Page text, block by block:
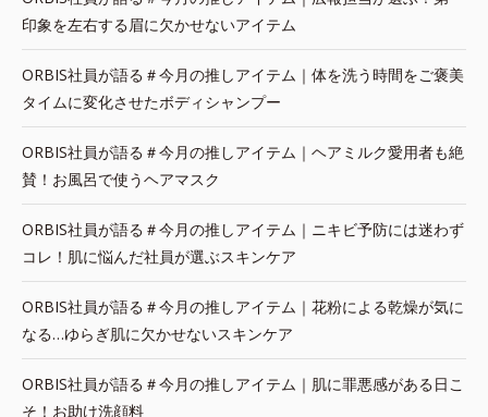
印象を左右する眉に欠かせないアイテム
ORBIS社員が語る＃今月の推しアイテム｜体を洗う時間をご褒美
タイムに変化させたボディシャンプー
ORBIS社員が語る＃今月の推しアイテム｜ヘアミルク愛用者も絶
賛！お風呂で使うヘアマスク
ORBIS社員が語る＃今月の推しアイテム｜ニキビ予防には迷わず
コレ！肌に悩んだ社員が選ぶスキンケア
ORBIS社員が語る＃今月の推しアイテム｜花粉による乾燥が気に
なる…ゆらぎ肌に欠かせないスキンケア
ORBIS社員が語る＃今月の推しアイテム｜肌に罪悪感がある日こ
そ！お助け洗顔料